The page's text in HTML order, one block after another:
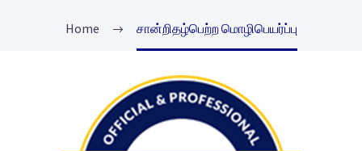
Home சான்றிதழ்பெற்ற மொழிபெயர்ப்பு